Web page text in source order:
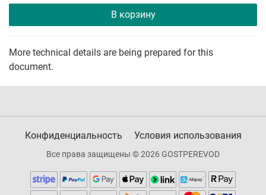
В корзину
More technical details are being prepared for this
document.
Конфиденциальность Условия использования
Все права защищены © 2026 GOSTPEREVOD